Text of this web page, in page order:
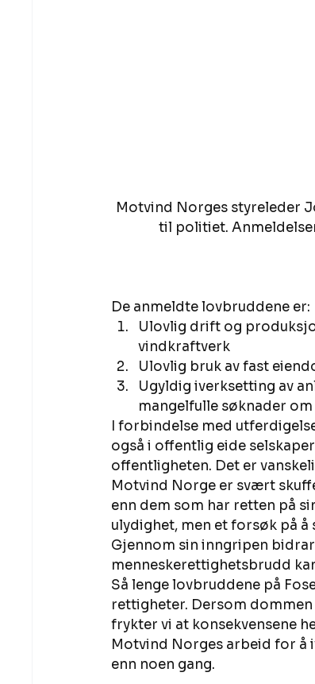
Motvind Norges styreleder
til politiet.
De anmeldte lovbruddene er:
Ulovlig drift og
vindkraftverk
Ulovlig bruk av fast
Ugyldig iverksetting av
mangelfulle søknader
I forbindelse med
også i offentlig eide
offentligheten. Det er
Motvind Norge er svært
enn dem som har retten på
ulydighet, men et forsøk på
Gjennom sin inngripen
menneskerettighetsbrudd
Så lenge lovbruddene på
rettigheter. Dersom
frykter vi at konsekvensene
Motvind Norges arbeid for å
enn noen gang.